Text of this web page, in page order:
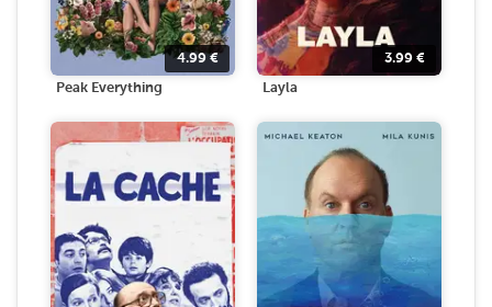
4.99€
Peak Everything
3.99 €
Layla